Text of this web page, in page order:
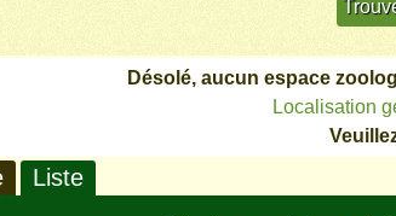
Désolé, aucun espace
Localisation
Liste